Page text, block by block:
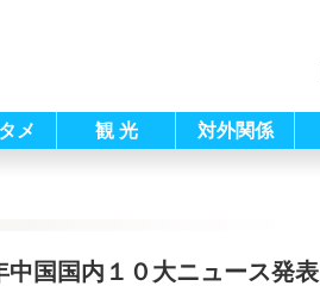
メ 観 光 対外関係
中国国内１０大ニュース発表